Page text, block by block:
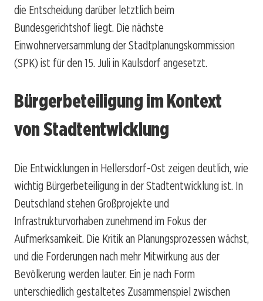
die Entscheidung darüber letztlich beim
Bundesgerichtshof liegt. Die nächste
Einwohnerversammlung der Stadtplanungskommission
(SPK) ist für den 15. Juli in Kaulsdorf angesetzt.
Bürgerbeteiligung im Kontext
von Stadtentwicklung
Die Entwicklungen in Hellersdorf-Ost zeigen deutlich, wie
wichtig Bürgerbeteiligung in der Stadtentwicklung ist. In
Deutschland stehen Großprojekte und
Infrastrukturvorhaben zunehmend im Fokus der
Aufmerksamkeit. Die Kritik an Planungsprozessen wächst,
und die Forderungen nach mehr Mitwirkung aus der
Bevölkerung werden lauter. Ein je nach Form
unterschiedlich gestaltetes Zusammenspiel zwischen